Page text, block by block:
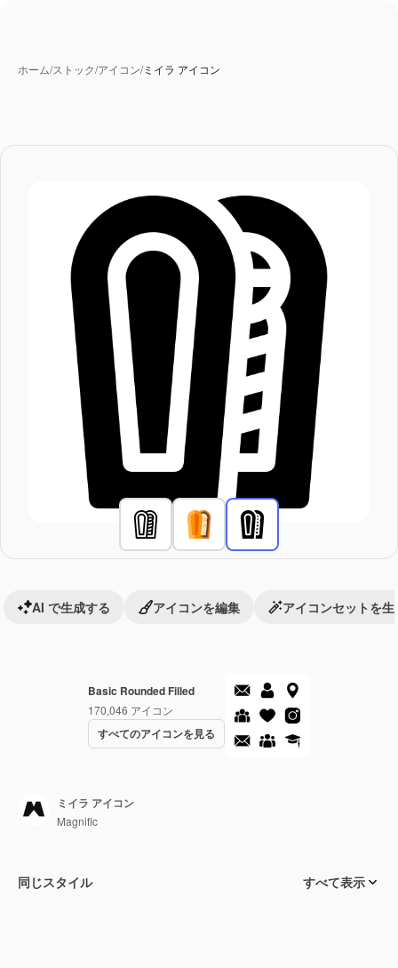
ホーム/ストック/アイコン/ミイラ アイコン
Basic Rounded Filled
170,046 アイコン
すべてのアイコンを見る
AI で生成する アイコンを編集 アイコンセットを生
ミイラ アイコン
Magnific
同じスタイル すべて表示